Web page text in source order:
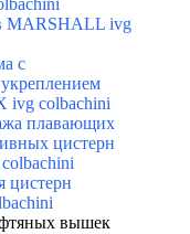
MARSHALL ivg
с
ivg colbachini
плавающих
цистерн
цистерн
вышек